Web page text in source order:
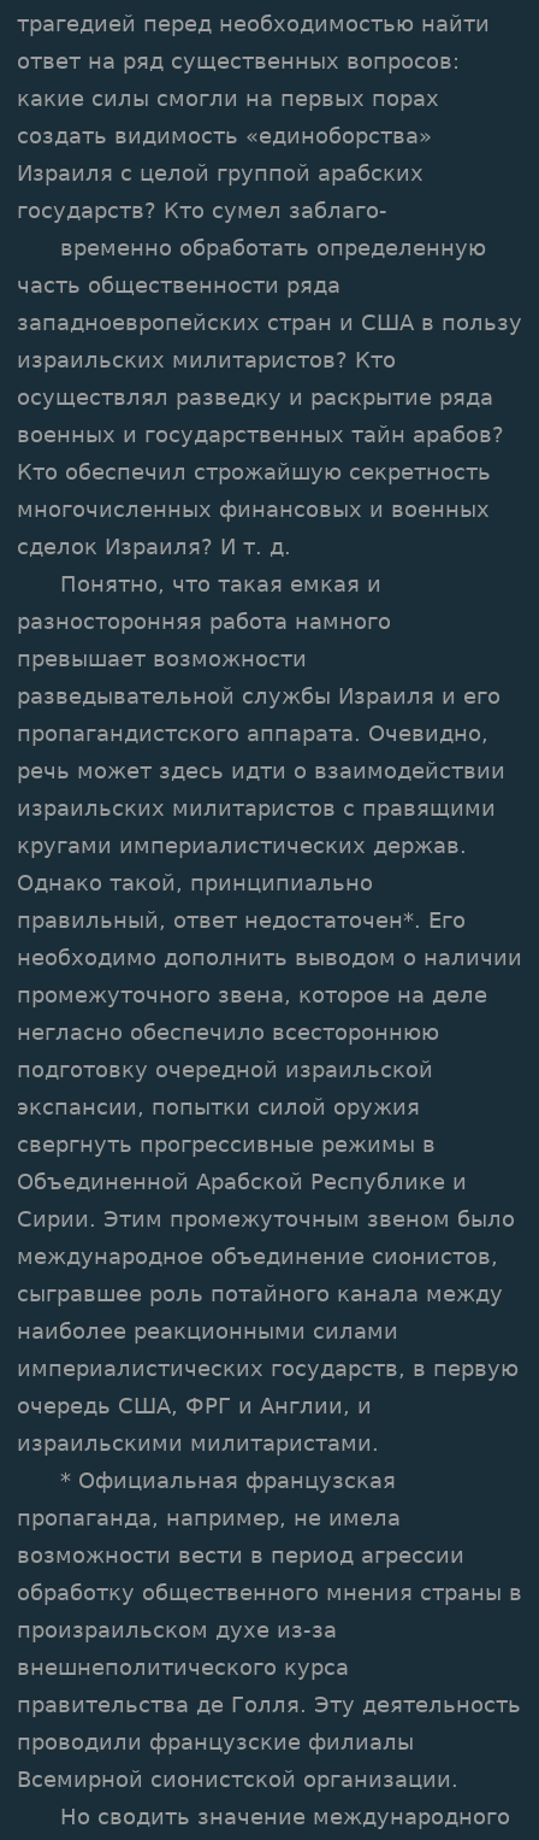
трагедией перед необходимостью найти
ответ на ряд существенных вопросов:
какие силы смогли на первых порах
создать видимость «единоборства»
Израиля с целой группой арабских
государств? Кто сумел заблаго-
временно обработать определенную
часть общественности ряда
западноевропейских стран и США в пользу
израильских милитаристов? Кто
осуществлял разведку и раскрытие ряда
военных и государственных тайн арабов?
Кто обеспечил строжайшую секретность
многочисленных финансовых и военных
сделок Израиля? И т. д.
Понятно, что такая емкая и
разносторонняя работа намного
превышает возможности
разведывательной службы Израиля и его
пропагандистского аппарата. Очевидно,
речь может здесь идти о взаимодействии
израильских милитаристов с правящими
кругами империалистических держав.
Однако такой, принципиально
правильный, ответ недостаточен*. Его
необходимо дополнить выводом о наличии
промежуточного звена, которое на деле
негласно обеспечило всестороннюю
подготовку очередной израильской
экспансии, попытки силой оружия
свергнуть прогрессивные режимы в
Объединенной Арабской Республике и
Сирии. Этим промежуточным звеном было
международное объединение сионистов,
сыгравшее роль потайного канала между
наиболее реакционными силами
империалистических государств, в первую
очередь США, ФРГ и Англии, и
израильскими милитаристами.
* Официальная французская
пропаганда, например, не имела
возможности вести в период агрессии
обработку общественного мнения страны в
произраильском духе из-за
внешнеполитического курса
правительства де Голля. Эту деятельность
проводили французские филиалы
Всемирной сионистской организации.
Но сводить значение международного